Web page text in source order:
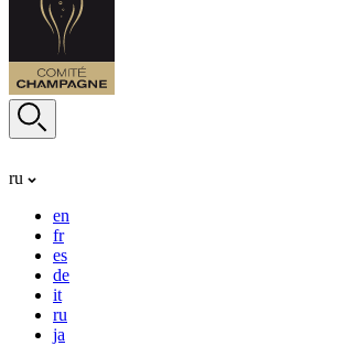
ru
en
fr
es
de
it
ru
ja